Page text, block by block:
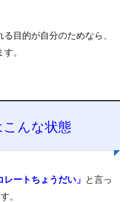
目的が自分のためなら、
。
んな状態
レートちょうだい」
と言っ
。